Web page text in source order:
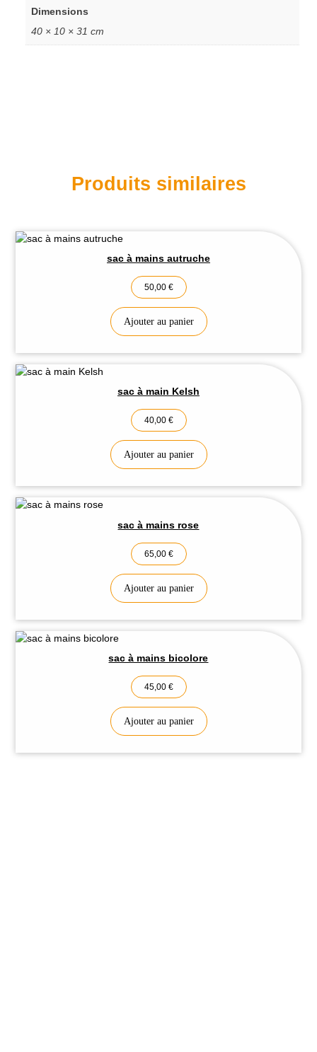
Dimensions
40 × 10 × 31 cm
Produits similaires
sac à mains autruche
50,00 €
Ajouter au panier
sac à main Kelsh
40,00 €
Ajouter au panier
sac à mains rose
65,00 €
Ajouter au panier
sac à mains bicolore
45,00 €
Ajouter au panier